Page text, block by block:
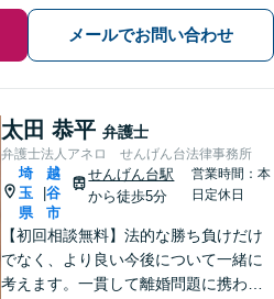
メールでお問い合わせ
太田 恭平 弁護士
弁護士法人アネロ せんげん台法律事務所
埼
玉
県
|
越
谷
市
せんげん台駅
から徒歩5分
営業時間：本
日定休日
【初回相談無料】法的な勝ち負けだけ
でなく、より良い今後について一緒に
考えます。一貫して離婚問題に携わり